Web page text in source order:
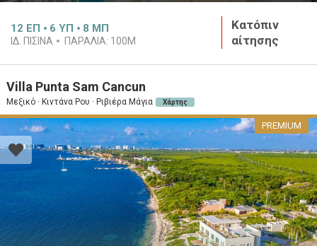
12 ΕΠ 6 ΥΠ 8 ΜΠ
ΙΔ. ΠΙΣΙΝΑ ΠΑΡΑΛΙΑ: 100M
Κατόπιν
αίτησης
Villa Punta Sam Cancun
Μεξικό · Κιντάνα Ρου · Ριβιέρα Μάγια Χάρτης
PREMIUM